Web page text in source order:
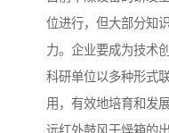
位进行，但大部分知
力。企业要成为技术
科研单位以多种形式
用，有效地培育和发